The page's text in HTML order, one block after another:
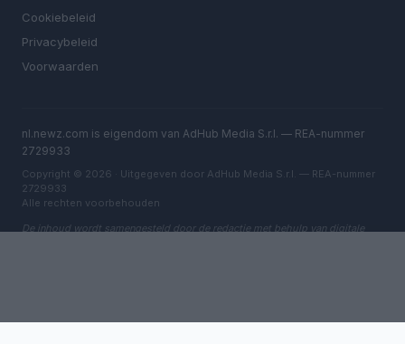
Cookiebeleid
Privacybeleid
Voorwaarden
nl.newz.com is eigendom van AdHub Media S.r.l. — REA-nummer
2729933
Copyright © 2026 · Uitgegeven door AdHub Media S.r.l. — REA-nummer
2729933
Alle rechten voorbehouden
De inhoud wordt samengesteld door de redactie met behulp van digitale